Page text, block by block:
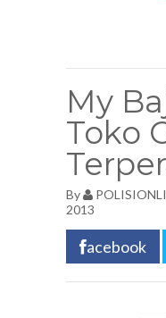
My
Toko
By
2013
acebook